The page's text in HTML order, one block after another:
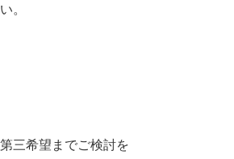
。
三希望までご検討を